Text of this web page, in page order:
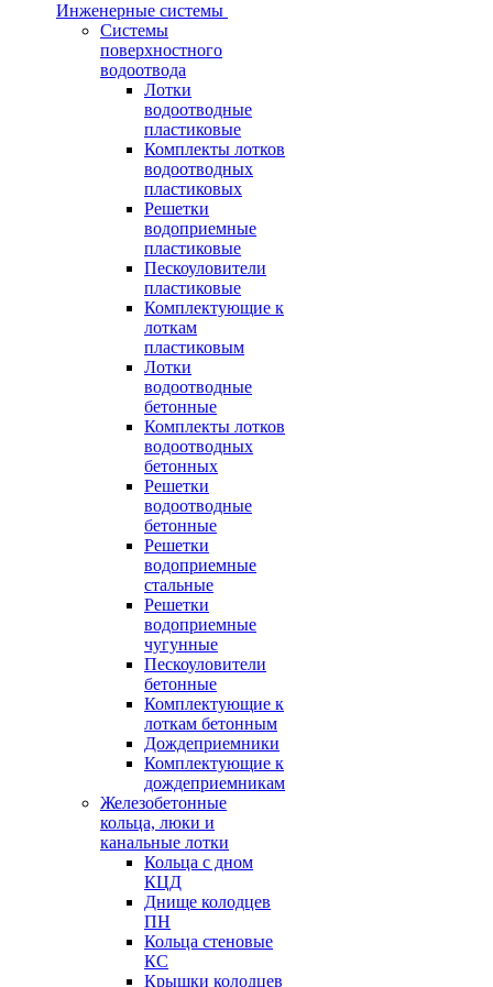
Инженерные системы
Системы
поверхностного
водоотвода
Лотки
водоотводные
пластиковые
Комплекты лотков
водоотводных
пластиковых
Решетки
водоприемные
пластиковые
Пескоуловители
пластиковые
Комплектующие к
лоткам
пластиковым
Лотки
водоотводные
бетонные
Комплекты лотков
водоотводных
бетонных
Решетки
водоотводные
бетонные
Решетки
водоприемные
стальные
Решетки
водоприемные
чугунные
Пескоуловители
бетонные
Комплектующие к
лоткам бетонным
Дождеприемники
Комплектующие к
дождеприемникам
Железобетонные
кольца, люки и
канальные лотки
Кольца с дном
КЦД
Днище колодцев
ПН
Кольца стеновые
КС
Крышки колодцев